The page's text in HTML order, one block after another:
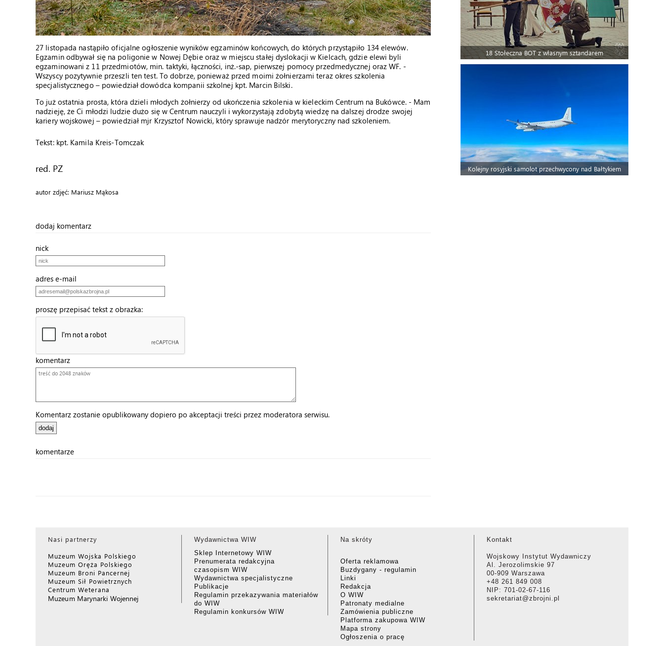
27 listopada nastąpiło oficjalne ogłoszenie wyników egzaminów końcowych, do których przystąpiło 134 elewów.
Egzamin odbywał się na poligonie w Nowej Dębie oraz w miejscu stałej dyslokacji w Kielcach, gdzie elewi byli
egzaminowani z 11 przedmiotów, min. taktyki, łączności, inż.-sap, pierwszej pomocy przedmedycznej oraz WF. -
Wszyscy pozytywnie przeszli ten test. To dobrze, ponieważ przed moimi żołnierzami teraz okres szkolenia
specjalistycznego – powiedział dowódca kompanii szkolnej kpt. Marcin Bilski.
To już ostatnia prosta, która dzieli młodych żołnierzy od ukończenia szkolenia w kieleckim Centrum na Bukówce. - Mam
nadzieję, że Ci młodzi ludzie dużo się w Centrum nauczyli i wykorzystają zdobytą wiedzę na dalszej drodze swojej
kariery wojskowej – powiedział mjr Krzysztof Nowicki, który sprawuje nadzór merytoryczny nad szkoleniem.
Tekst: kpt. Kamila Kreis-Tomczak
red. PZ
autor zdjęć: Mariusz Mąkosa
dodaj komentarz
nick
adres e-mail
proszę przepisać tekst z obrazka:
komentarz
Komentarz zostanie opublikowany dopiero po akceptacji treści przez moderatora serwisu.
komentarze
18 Stołeczna BOT z własnym sztandarem
Kolejny rosyjski samolot przechwycony nad Bałtykiem
Nasi partnerzy
Muzeum Wojska Polskiego
Muzeum Oręża Polskiego
Muzeum Broni Pancernej
Muzeum Sił Powietrznych
Centrum Weterana
Muzeum Marynarki Wojennej
Wydawnictwa WIW
Sklep Internetowy WIW
Prenumerata redakcyjna
czasopism WIW
Wydawnictwa specjalistyczne
Publikacje
Regulamin przekazywania materiałów
do WIW
Regulamin konkursów WIW
Na skróty
Oferta reklamowa
Buzdygany - regulamin
Linki
Redakcja
O WIW
Patronaty medialne
Zamówienia publiczne
Platforma zakupowa WIW
Mapa strony
Ogłoszenia o pracę
Kontakt
Wojskowy Instytut Wydawniczy
Al. Jerozolimskie 97
00-909 Warszawa
+48 261 849 008
NIP: 701-02-67-116
sekretariat@zbrojni.pl